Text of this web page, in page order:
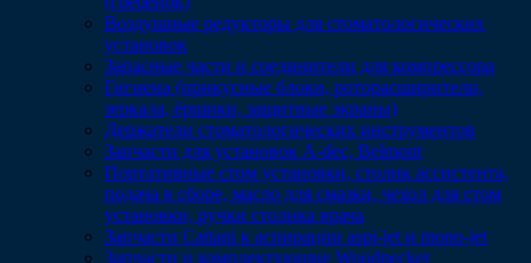
Воздушные редукторы для стоматологических
установок
Запасные части и соединители для компрессора
Гигиена (прикусные блоки, роторасширители,
зеркала, ёршики, защитные экраны)
Держатели стоматологических инструментов
Запчасти для установок A-dec, Belmont
Портативные стом установки, столик ассистента,
подача в сборе, масло для смазки, чехол для стом
установки, ручки столика врача
Запчасти Cattani к аспирации aspi-jet и mono-jet
Запчасти и комплектующие Woodpecker